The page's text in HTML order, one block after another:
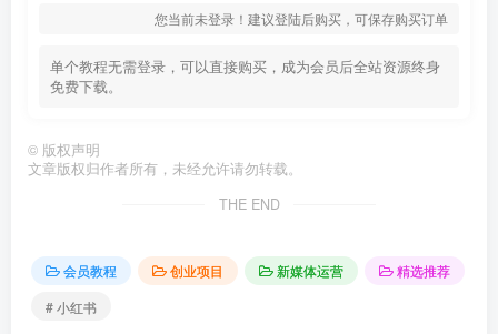
您当前未登录！建议登陆后购买，可保存购买订单
单个教程无需登录，可以直接购买，成为会员后全站资源终身
免费下载。
© 版权声明
文章版权归作者所有，未经允许请勿转载。
THE END
会员教程 创业项目 新媒体运营
精选推荐
# 小红书